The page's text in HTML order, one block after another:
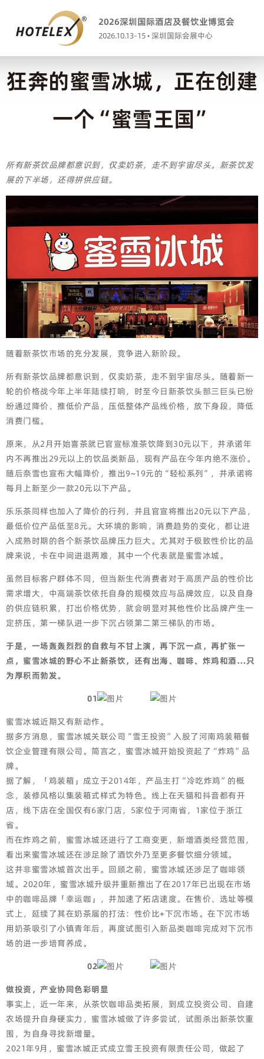
2026深圳国际酒店及餐饮业博览会
2026.10.13-15 • 深圳国际会展中心
狂奔的蜜雪冰城，正在创建
一个“蜜雪王国”
所有新茶饮品牌都意识到，仅卖奶茶，走不到宇宙尽头。新茶饮发
展的下半场，还得拼供应链。
随着新茶饮市场的充分发展，竞争进入新阶段。
所有新茶饮品牌都意识到，仅卖奶茶，走不到宇宙尽头。随着新一
轮的价格战今年上半年陆续打响，时至今日新茶饮头部三巨头已纷
纷通过降价、推低价产品，压低整体产品线价格，放下身段，降低
消费门槛。
原来，从2月开始喜茶就已官宣标准茶饮降到30元以下，并承诺年
内不再推出29元以上的饮品类新品，现有产品在今年内绝不涨价。
随后奈雪也宣布大幅降价，推出9~19元的“轻松系列”，并承诺将
每月上新至少一款20元以下产品。
乐乐茶同样也加入了降价的行列，并且官宣将推出20元以下产品，
最低价位产品低至8元。大环境的影响，消费趋势的变化，都让进
入成熟时期的各个新茶饮品牌压力巨大。尤其对于极致性价比的品
牌来说，卡在中间进退两难，其中一个代表就是蜜雪冰城。
虽然目标客户群体不同，但当新生代消费者对于高质产品的性价比
需求增大，中高端茶饮依托自身的规模效应与品牌效应，以及自身
的供应链积累，打出价格优势，就会明显对其他性价比品牌产生一
定挤压，第一梯队进一步下沉占领第二第三梯队的市场。
于是，一场轰轰烈烈的自救与不甘上演，再下沉一点，再扩张一
点，蜜雪冰城的野心不止新茶饮，还有出海、咖啡、炸鸡和酒…只
为厚积而勃发。
01
蜜雪冰城近期又有新动作。
据多方消息，蜜雪冰城关联公司“雪王投资”入股了河南鸡装箱餐
饮企业管理有限公司。简言之，蜜雪冰城开始投资起了“炸鸡”品
牌。
据了解，「鸡装箱」成立于2014年，产品主打“冷吃炸鸡”的概
念，装修风格以集装箱式样式为特色。线上在天猫和抖音都有开
店，线下店在全国仅有6家门店，5家位于河南省，1家位于浙江
省。
而在炸鸡之前，蜜雪冰城还进行了工商变更，新增酒类经营范围，
看出来蜜雪冰城还在涉足除了酒饮外乃至更多餐饮细分领域。
这并非蜜雪冰城首次出手。回顾之前，蜜雪冰城还涉足了咖啡领
域。2020年，蜜雪冰城升级并重新推出了在2017年已出现在市场
中的咖啡品牌「幸运咖」，并加速了拓店速度。在售价、选址等模
式上，延续了其在奶茶届的打法：性价比+下沉市场。在下沉市场
用奶茶吸引了小镇青年后，再度试图引入新品类咖啡完成对下沉市
场的进一步培育养成。
02
做投资，产业协同色彩明显
事实上，近一年来，从茶饮咖啡品类拓展，到成立投资公司、自建
农场提升自身硬实力，蜜雪冰城做了许多尝试，试图杀出新茶饮重
围，为自身寻找新增量。
2021年9月，蜜雪冰城正式成立雪王投资有限责任公司，做起了